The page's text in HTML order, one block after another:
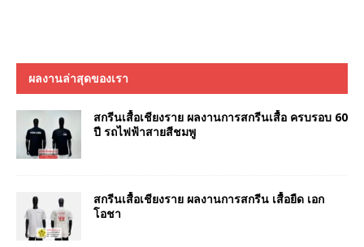
ผลงานล่าสุดของเรา
สกรีนเสื้อเชียงราย ผลงานการสกรีนเสื้อ ครบรอบ 60
ปี รถไฟฟ้าสายสีชมพู
สกรีนเสื้อเชียงราย ผลงานการสกรีน เสื้อยืด เอก
โอชา